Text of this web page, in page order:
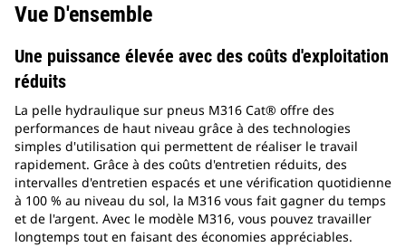
Vue D'ensemble
Une puissance élevée avec des coûts d'exploitation
réduits
La pelle hydraulique sur pneus M316 Cat® offre des
performances de haut niveau grâce à des technologies
simples d'utilisation qui permettent de réaliser le travail
rapidement. Grâce à des coûts d'entretien réduits, des
intervalles d'entretien espacés et une vérification quotidienne
à 100 % au niveau du sol, la M316 vous fait gagner du temps
et de l'argent. Avec le modèle M316, vous pouvez travailler
longtemps tout en faisant des économies appréciables.